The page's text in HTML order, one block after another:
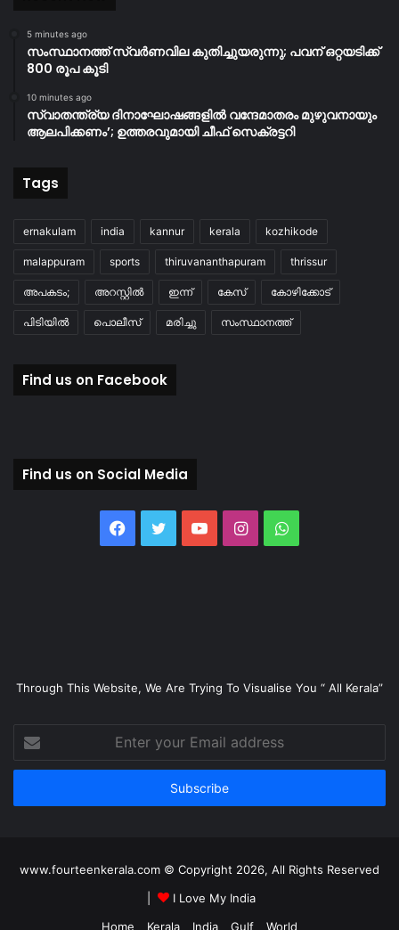
5 minutes ago
സംസ്ഥാനത്ത് സ്വർണവില കുതിച്ചുയരുന്നു; പവന് ഒറ്റയടിക്ക്
800 രൂപ കൂടി
10 minutes ago
സ്വാതന്ത്ര്യ ദിനാഘോഷങ്ങളിൽ വന്ദേമാതരം മുഴുവനായും
ആലപിക്കണം’; ഉത്തരവുമായി ചീഫ് സെക്രട്ടറി
Tags
ernakulam india kannur kerala kozhikode
malappuram sports thiruvananthapuram thrissur
അപകടം; അറസ്റ്റിൽ ഇന്ന് കേസ് കോഴിക്കോട്
പിടിയിൽ പൊലീസ് മരിച്ചു സംസ്ഥാനത്ത്
Find us on Facebook
Find us on Social Media
Facebook
TwitterYouTubeInstagramWhatsApp
Through This Website, We Are Trying To Visualise You “ All Kerala”
your
Email
www.fourteenkerala.com © Copyright 2026, All Rights Reserved
I Love My India
Home
Kerala India Gulf World